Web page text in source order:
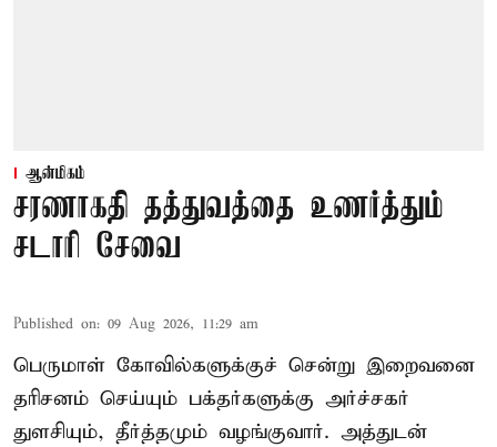
ஆன்மிகம்
சரணாகதி தத்துவத்தை உணர்த்தும்
சடாரி சேவை
Published on: 09 Aug 2026, 11:29 am
பெருமாள் கோவில்களுக்குச் சென்று இறைவனை
தரிசனம் செய்யும் பக்தர்களுக்கு அர்ச்சகர்
துளசியும், தீர்த்தமும் வழங்குவார். அத்துடன்